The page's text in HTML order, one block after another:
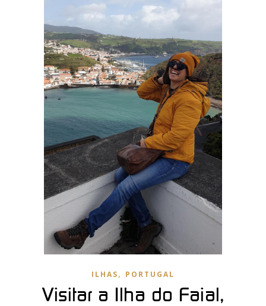
ILHAS, PORTUGAL
Visitar a Ilha do Faial,